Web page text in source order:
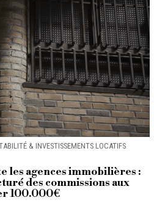
& INVESTISSEMENTS LOCATIFS
les agences immobilières :
des commissions aux
100.000€